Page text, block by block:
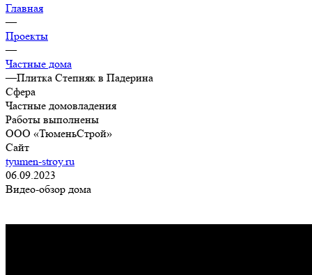
Главная
—
Проекты
—
Частные дома
—Плитка Степняк в Падерина
Сфера
Частные домовладения
Работы выполнены
ООО «ТюменьСтрой»
Сайт
tyumen-stroy.ru
06.09.2023
Видео-обзор дома